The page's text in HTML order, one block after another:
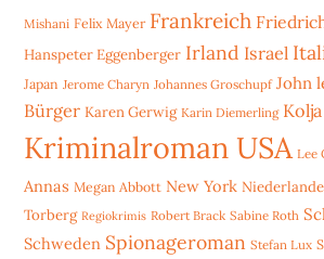
Mishani Felix Mayer Frankreich
Hanspeter Eggenberger Irland Israel
Japan Jerome Charyn Johannes Groschupf John
Bürger Karen Gerwig Karin Diemerling
Kriminalroman USA Lee
Annas Megan Abbott New York Niederlande
Torberg Regiokrimis Robert Brack Sabine Roth
Schweden Spionageroman Stefan Lux